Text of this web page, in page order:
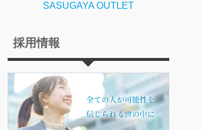
SASUGAYA OUTLET
採用情報